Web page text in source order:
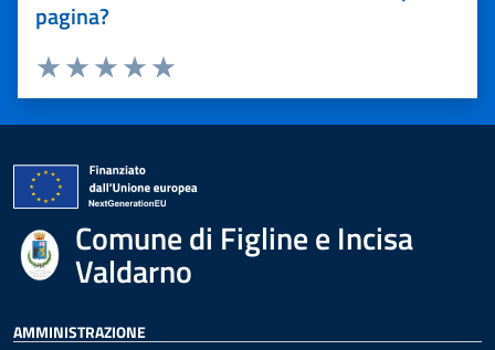
pagina?
Valuta 5 stelle su 5
Valuta 4 stelle su 5
Valuta 3 stelle su 5
Valuta 2 stelle su 5
Valuta 1 stelle su 5
Comune di Figline e Incisa
Valdarno
AMMINISTRAZIONE